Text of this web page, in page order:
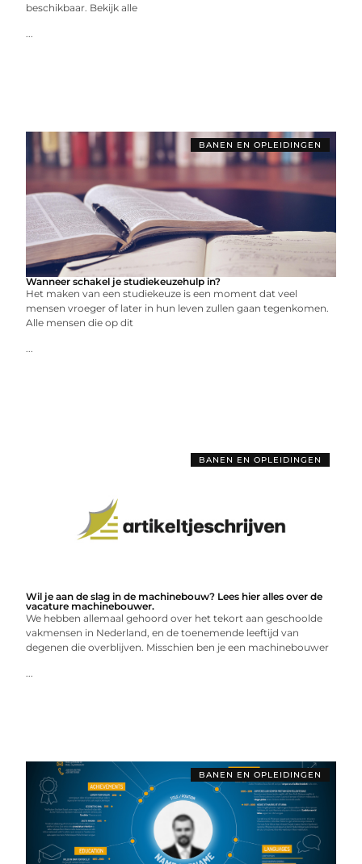
beschikbaar. Bekijk alle
...
BANEN EN OPLEIDINGEN
Wanneer schakel je studiekeuzehulp in?
Het maken van een studiekeuze is een moment dat veel
mensen vroeger of later in hun leven zullen gaan tegenkomen.
Alle mensen die op dit
...
BANEN EN OPLEIDINGEN
Wil je aan de slag in de machinebouw? Lees hier alles over de
vacature machinebouwer.
We hebben allemaal gehoord over het tekort aan geschoolde
vakmensen in Nederland, en de toenemende leeftijd van
degenen die overblijven. Misschien ben je een machinebouwer
...
BANEN EN OPLEIDINGEN